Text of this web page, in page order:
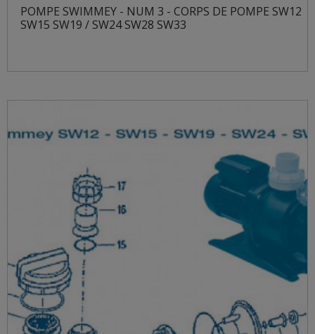
POMPE SWIMMEY - NUM 3 - CORPS DE POMPE SW12
SW15 SW19 / SW24 SW28 SW33